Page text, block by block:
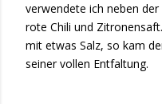
verwendete ich neben
rote Chili und
mit etwas Salz, so kam
seiner vollen Entfaltung.